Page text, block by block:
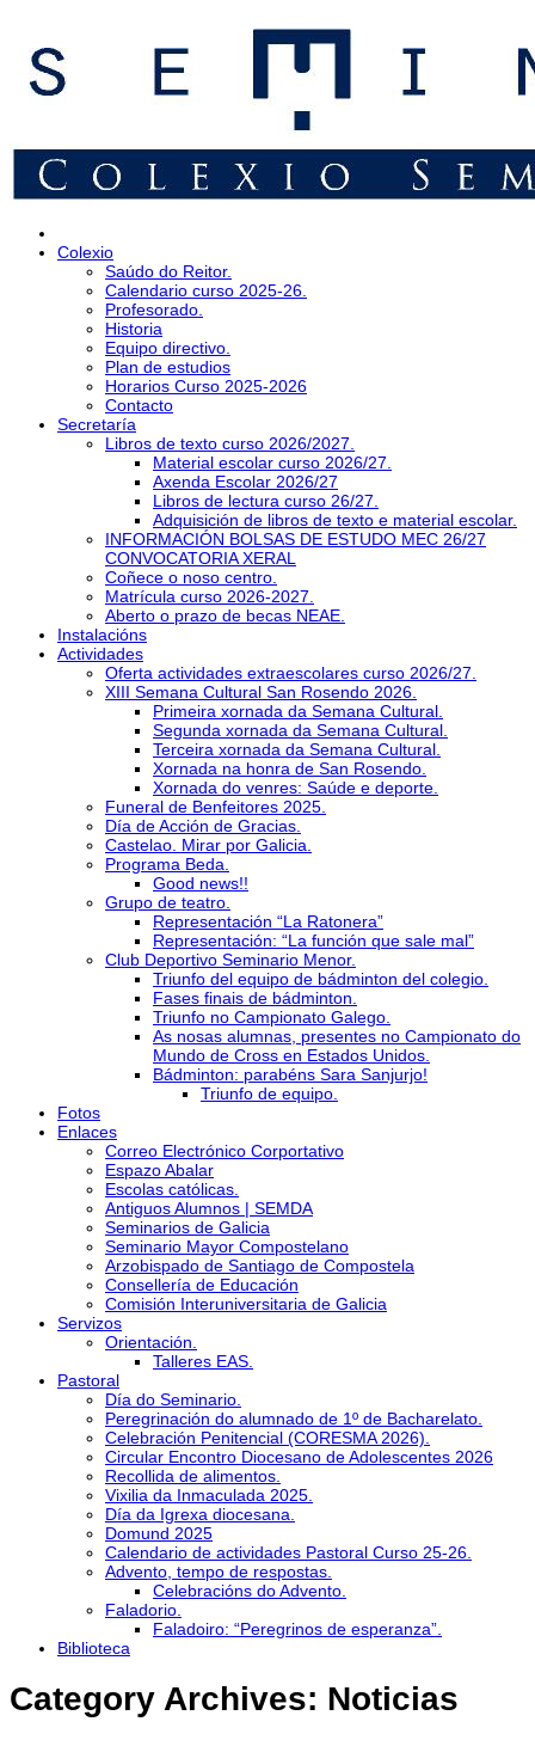
Colexio
Saúdo do Reitor.
Calendario curso 2025-26.
Profesorado.
Historia
Equipo directivo.
Plan de estudios
Horarios Curso 2025-2026
Contacto
Secretaría
Libros de texto curso 2026/2027.
Material escolar curso 2026/27.
Axenda Escolar 2026/27
Libros de lectura curso 26/27.
Adquisición de libros de texto e material escolar.
INFORMACIÓN BOLSAS DE ESTUDO MEC 26/27
CONVOCATORIA XERAL
Coñece o noso centro.
Matrícula curso 2026-2027.
Aberto o prazo de becas NEAE.
Instalacións
Actividades
Oferta actividades extraescolares curso 2026/27.
XIII Semana Cultural San Rosendo 2026.
Primeira xornada da Semana Cultural.
Segunda xornada da Semana Cultural.
Terceira xornada da Semana Cultural.
Xornada na honra de San Rosendo.
Xornada do venres: Saúde e deporte.
Funeral de Benfeitores 2025.
Día de Acción de Gracias.
Castelao. Mirar por Galicia.
Programa Beda.
Good news!!
Grupo de teatro.
Representación “La Ratonera”
Representación: “La función que sale mal”
Club Deportivo Seminario Menor.
Triunfo del equipo de bádminton del colegio.
Fases finais de bádminton.
Triunfo no Campionato Galego.
As nosas alumnas, presentes no Campionato do
Mundo de Cross en Estados Unidos.
Bádminton: parabéns Sara Sanjurjo!
Triunfo de equipo.
Fotos
Enlaces
Correo Electrónico Corportativo
Espazo Abalar
Escolas católicas.
Antiguos Alumnos | SEMDA
Seminarios de Galicia
Seminario Mayor Compostelano
Arzobispado de Santiago de Compostela
Consellería de Educación
Comisión Interuniversitaria de Galicia
Servizos
Orientación.
Talleres EAS.
Pastoral
Día do Seminario.
Peregrinación do alumnado de 1º de Bacharelato.
Celebración Penitencial (CORESMA 2026).
Circular Encontro Diocesano de Adolescentes 2026
Recollida de alimentos.
Vixilia da Inmaculada 2025.
Día da Igrexa diocesana.
Domund 2025
Calendario de actividades Pastoral Curso 25-26.
Advento, tempo de respostas.
Celebracións do Advento.
Faladorio.
Faladoiro: “Peregrinos de esperanza”.
Biblioteca
Category Archives: Noticias